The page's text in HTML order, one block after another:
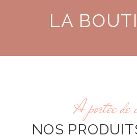
LA
A portée de
NOS